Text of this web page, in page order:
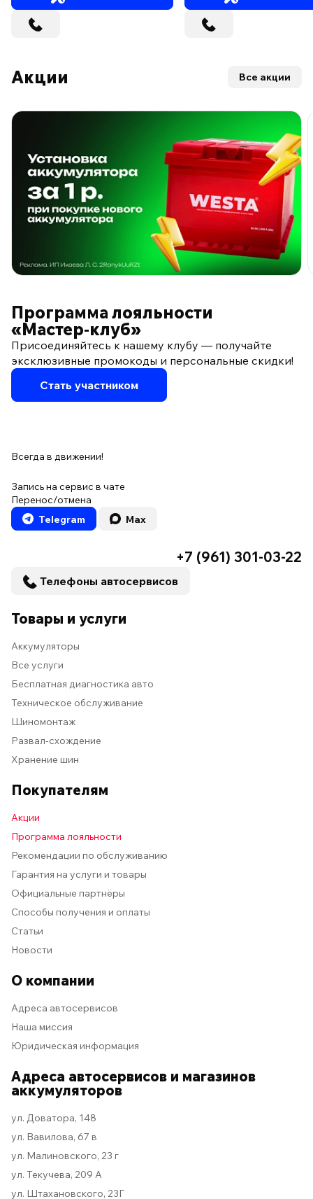
Акции Все акции
Программа лояльности
«Мастер‑клуб»
Присоединяйтесь к нашему клубу — получайте
эксклюзивные промокоды и персональные скидки!
Стать участником
Всегда в движении!
Запись на сервис в чате
Перенос/отмена
Telegram
Max
+7 (961) 301-03-22
Телефоны автосервисов
Товары и услуги
Аккумуляторы
Все услуги
Бесплатная диагностика авто
Техническое обслуживание
Шиномонтаж
Развал-схождение
Хранение шин
Покупателям
Акции
Программа лояльности
Рекомендации по обслуживанию
Гарантия на услуги и товары
Официальные партнёры
Способы получения и оплаты
Статьи
Новости
О компании
Адреса автосервисов
Наша миссия
Юридическая информация
Адреса автосервисов и магазинов
аккумуляторов
ул. Доватора, 148
ул. Вавилова, 67 в
ул. Малиновского, 23 г
ул. Текучева, 209 А
ул. Штахановского, 23Г